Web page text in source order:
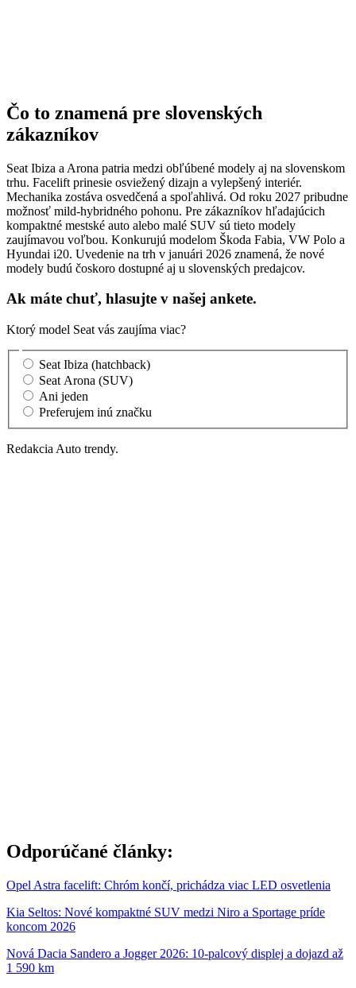
Čo to znamená pre slovenských
zákazníkov
Seat Ibiza a Arona patria medzi obľúbené modely aj na slovenskom
trhu. Facelift prinesie osviežený dizajn a vylepšený interiér.
Mechanika zostáva osvedčená a spoľahlivá. Od roku 2027 pribudne
možnosť mild-hybridného pohonu. Pre zákazníkov hľadajúcich
kompaktné mestské auto alebo malé SUV sú tieto modely
zaujímavou voľbou. Konkurujú modelom Škoda Fabia, VW Polo a
Hyundai i20. Uvedenie na trh v januári 2026 znamená, že nové
modely budú čoskoro dostupné aj u slovenských predajcov.
Ak máte chuť, hlasujte v našej ankete.
Ktorý model Seat vás zaujíma viac?
Seat Ibiza (hatchback)
Seat Arona (SUV)
Ani jeden
Preferujem inú značku
Redakcia Auto trendy.
Odporúčané články:
Opel Astra facelift: Chróm končí, prichádza viac LED osvetlenia
Kia Seltos: Nové kompaktné SUV medzi Niro a Sportage príde
koncom 2026
Nová Dacia Sandero a Jogger 2026: 10-palcový displej a dojazd až
1 590 km